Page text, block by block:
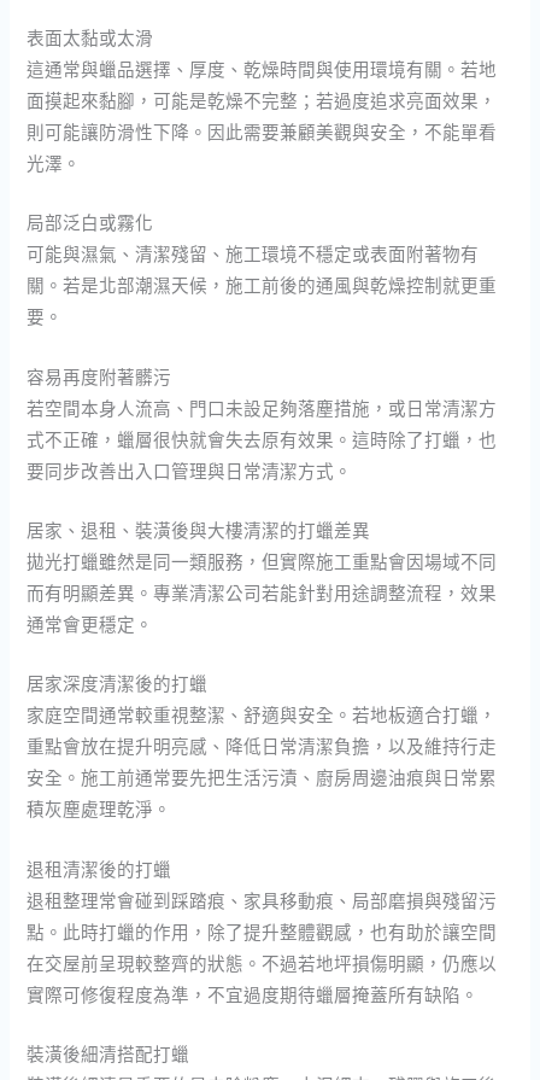
表面太黏或太滑
這通常與蠟品選擇、厚度、乾燥時間與使用環境有關。若地
面摸起來黏腳，可能是乾燥不完整；若過度追求亮面效果，
則可能讓防滑性下降。因此需要兼顧美觀與安全，不能單看
光澤。
局部泛白或霧化
可能與濕氣、清潔殘留、施工環境不穩定或表面附著物有
關。若是北部潮濕天候，施工前後的通風與乾燥控制就更重
要。
容易再度附著髒污
若空間本身人流高、門口未設足夠落塵措施，或日常清潔方
式不正確，蠟層很快就會失去原有效果。這時除了打蠟，也
要同步改善出入口管理與日常清潔方式。
居家、退租、裝潢後與大樓清潔的打蠟差異
拋光打蠟雖然是同一類服務，但實際施工重點會因場域不同
而有明顯差異。專業清潔公司若能針對用途調整流程，效果
通常會更穩定。
居家深度清潔後的打蠟
家庭空間通常較重視整潔、舒適與安全。若地板適合打蠟，
重點會放在提升明亮感、降低日常清潔負擔，以及維持行走
安全。施工前通常要先把生活污漬、廚房周邊油痕與日常累
積灰塵處理乾淨。
退租清潔後的打蠟
退租整理常會碰到踩踏痕、家具移動痕、局部磨損與殘留污
點。此時打蠟的作用，除了提升整體觀感，也有助於讓空間
在交屋前呈現較整齊的狀態。不過若地坪損傷明顯，仍應以
實際可修復程度為準，不宜過度期待蠟層掩蓋所有缺陷。
裝潢後細清搭配打蠟